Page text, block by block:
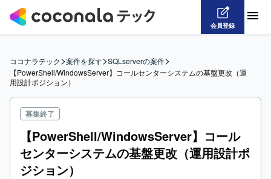
会員登録
ココナラテック>案件を探す>SQLserverの案件>
【PowerShell/WindowsServer】コールセンターシステムの基盤更改（運
用設計ポジション）
募集終了
【PowerShell/WindowsServer】コール
センターシステムの基盤更改（運用設計ポ
ジション）